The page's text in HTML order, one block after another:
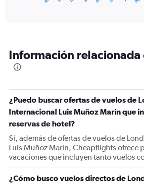
categories.
The
Y
axis
displaying
Range:
0
to
1500.
Información relacionada
¿Puedo buscar ofertas de vuelos de
Internacional Luis Muñoz Marín que
reservas de hotel?
Sí, además de ofertas de vuelos de
Luis Muñoz Marín, Cheapflights ofrece
vacaciones que incluyen tanto vuelos
¿Cómo busco vuelos directos de